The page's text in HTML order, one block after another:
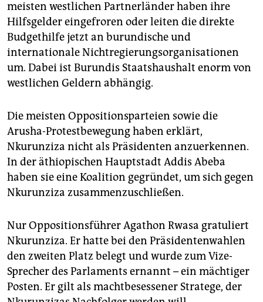
meisten westlichen Partnerländer haben ihre
Hilfsgelder eingefroren oder leiten die direkte
Budgethilfe jetzt an burundische und
internationale Nichtregierungsorganisationen
um. Dabei ist Burundis Staatshaushalt enorm von
westlichen Geldern abhängig.
Die meisten Oppositionsparteien sowie die
Arusha-Protestbewegung haben erklärt,
Nkurunziza nicht als Präsidenten anzuerkennen.
In der äthiopischen Hauptstadt Addis Abeba
haben sie eine Koalition gegründet, um sich gegen
Nkurunziza zusammenzuschließen.
Nur Oppositionsführer Agathon Rwasa gratuliert
Nkurunziza. Er hatte bei den Präsidentenwahlen
den zweiten Platz belegt und wurde zum Vize-
Sprecher des Parlaments ernannt – ein mächtiger
Posten. Er gilt als machtbesessener Stratege, der